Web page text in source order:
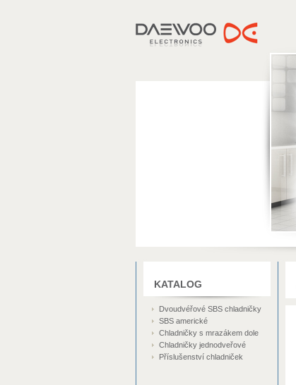
DAEWOO
KATALOG
Dvoudvéřové SBS chladničky
SBS americké
Chladničky s mrazákem dole
Chladničky jednodveřové
Příslušenství chladniček